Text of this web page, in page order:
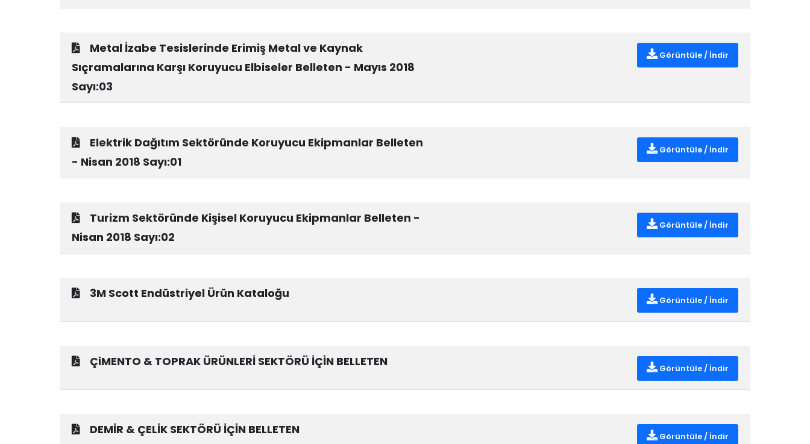
Metal İzabe Tesislerinde Erimiş Metal ve Kaynak
Sıçramalarına Karşı Koruyucu Elbiseler Belleten - Mayıs 2018
Sayı:03
Görüntüle / İndir
Elektrik Dağıtım Sektöründe Koruyucu Ekipmanlar Belleten
- Nisan 2018 Sayı:01
Görüntüle / İndir
Turizm Sektöründe Kişisel Koruyucu Ekipmanlar Belleten -
Nisan 2018 Sayı:02
Görüntüle / İndir
3M Scott Endüstriyel Ürün Kataloğu Görüntüle / İndir
ÇiMENTO & TOPRAK ÜRÜNLERİ SEKTÖRÜ İÇİN BELLETEN Görüntüle / İndir
DEMİR & ÇELİK SEKTÖRÜ İÇİN BELLETEN Görüntüle / İndir